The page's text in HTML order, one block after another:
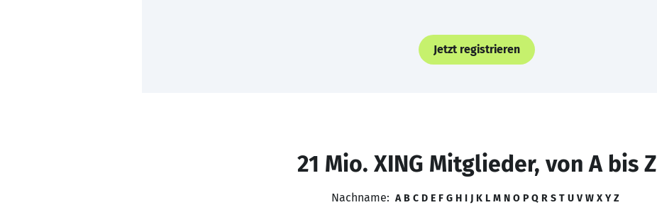
Jetzt registrieren
21 Mio. XING Mitglieder, von A bis Z
Nachname: A B C D E F G H I J K L M N O P Q R S T U V W X Y Z